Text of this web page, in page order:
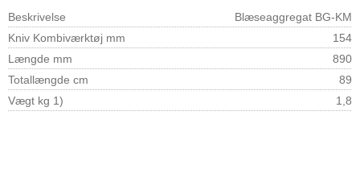
Beskrivelse
Blæseaggregat BG-KM
Kniv Kombiværktøj mm
154
Længde mm
890
Totallængde cm
89
Vægt kg 1)
1,8